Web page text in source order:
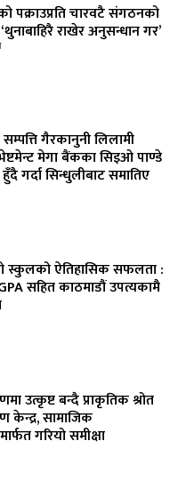
पक्राउप्रति चारवटै संगठनको
राखेर अनुसन्धान गर’
गैरकानुनी लिलामी
मेगा बैंकका सिइओ पाण्डे
गर्दा सिन्धुलीबाट समातिए
स्कुलको ऐतिहासिक सफलता :
सहित काठमाडौं उपत्यकामै
उत्कृष्ट बन्दै प्राकृतिक श्रोत
केन्द्र, सामाजिक
गरियो समीक्षा